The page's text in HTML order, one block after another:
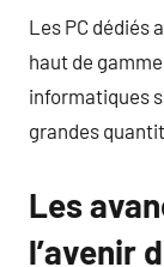
Les PC dédiés
haut de
informatiques
grandes
Les
l’avenir